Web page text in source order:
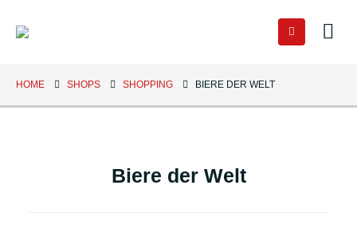
HOME SHOPS SHOPPING BIERE DER WELT
Biere der Welt